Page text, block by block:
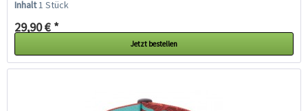
Inhalt1 Stück
29,90 € *
Jetzt bestellen